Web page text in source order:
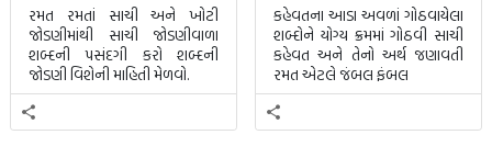
રમત રમતાં સાચી અને ખોટી
જોડણીમાંથી સાચી જોડણીવાળા
શબ્દની પસંદગી કરો શબ્દની
જોડણી વિશેની માહિતી મેળવો.
કહેવતના આડા અવળાં ગોઠવાયેલા
શબ્દોને યોગ્ય ક્રમમાં ગોઠવી સાચી
કહેવત અને તેનો અર્થ જણાવતી
રમત એટલે જંબલ ફંબલ